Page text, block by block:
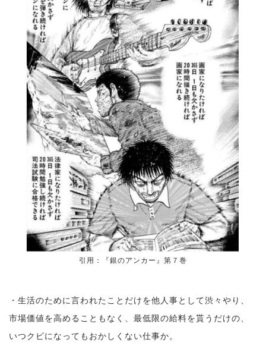
引用：『銀のアンカー』第７巻
・生活のために言われたことだけを他人事として渋々やり、
市場価値を高めることもなく、最低限の給料を貰うだけの、
いつクビになってもおかしくない仕事か。